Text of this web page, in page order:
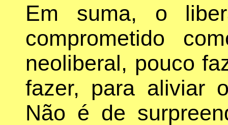
Em suma, o
comprometido
neoliberal, pouco
fazer, para aliviar
Não é de